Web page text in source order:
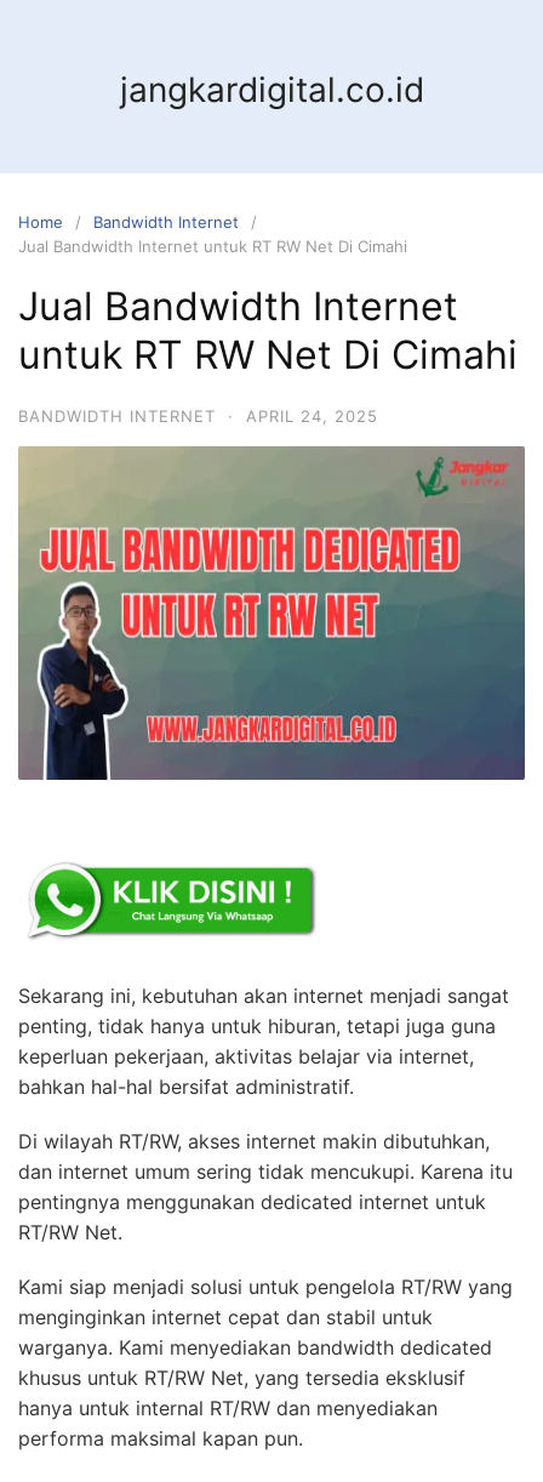
jangkardigital.co.id
Home
Bandwidth Internet
Jual Bandwidth Internet untuk RT RW Net Di Cimahi
Jual Bandwidth Internet
untuk RT RW Net Di Cimahi
BANDWIDTH INTERNET · APRIL 24, 2025
Sekarang ini, kebutuhan akan internet menjadi sangat
penting, tidak hanya untuk hiburan, tetapi juga guna
keperluan pekerjaan, aktivitas belajar via internet,
bahkan hal-hal bersifat administratif.
Di wilayah RT/RW, akses internet makin dibutuhkan,
dan internet umum sering tidak mencukupi. Karena itu
pentingnya menggunakan dedicated internet untuk
RT/RW Net.
Kami siap menjadi solusi untuk pengelola RT/RW yang
menginginkan internet cepat dan stabil untuk
warganya. Kami menyediakan bandwidth dedicated
khusus untuk RT/RW Net, yang tersedia eksklusif
hanya untuk internal RT/RW dan menyediakan
performa maksimal kapan pun.